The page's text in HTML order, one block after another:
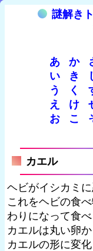
謎解き
あ か
い
き
う
く
え
け
お
こ
カエル
ヘビがイシカミ
これをヘビの食
わりになって食べ
カエルは丸い卵
カエルの形に変